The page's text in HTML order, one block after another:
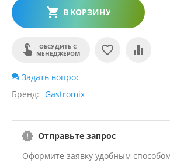
В КОРЗИНУ
ОБСУДИТЬ С
МЕНЕДЖЕРОМ
Задать вопрос
Бренд
Gastromix
Отправьте запрос
Оформите заявку удобным